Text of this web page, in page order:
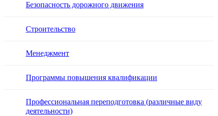
Безопасность дорожного движения
Строительство
Менеджмент
Программы повышения квалификации
Профессиональная переподготовка (различные виду
деятельности)